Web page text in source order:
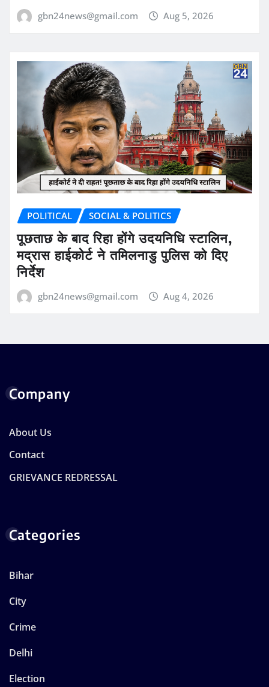
gbn24news@gmail.com Aug 5, 2026
POLITICAL SOCIAL & POLITICS
पूछताछ के बाद रिहा होंगे उदयनिधि स्टालिन,
मद्रास हाईकोर्ट ने तमिलनाडु पुलिस को दिए
निर्देश
gbn24news@gmail.com Aug 4, 2026
Company
About Us
Contact
GRIEVANCE REDRESSAL
Categories
Bihar
City
Crime
Delhi
Election